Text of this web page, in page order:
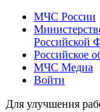
МЧС России
Российской
Российское
МЧС Медиа
Войти
Для улучшения